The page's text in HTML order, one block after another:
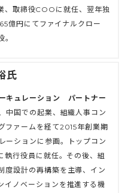
取締役COOに就任、翌年独
億円にてファイナルクロー
。
氏
キュレーション パートナー
中国での起業、組織人事コン
ファームを経て2015年創業期
ーションに参画。トップコン
執行役員に就任。その後、組
度設計の再構築を主導、イン
イノベーションを推進する機